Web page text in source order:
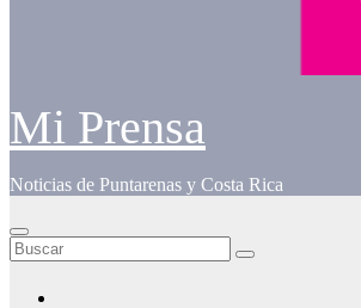
Mi Prensa
Noticias de Puntarenas y Costa Rica